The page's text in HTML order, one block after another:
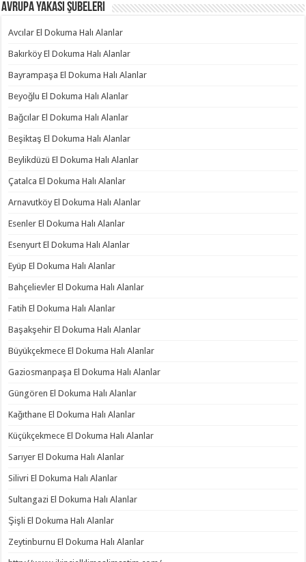
Avrupa Yakası Şubeleri
Avcılar El Dokuma Halı Alanlar
Bakırköy El Dokuma Halı Alanlar
Bayrampaşa El Dokuma Halı Alanlar
Beyoğlu El Dokuma Halı Alanlar
Bağcılar El Dokuma Halı Alanlar
Beşiktaş El Dokuma Halı Alanlar
Beylikdüzü El Dokuma Halı Alanlar
Çatalca El Dokuma Halı Alanlar
Arnavutköy El Dokuma Halı Alanlar
Esenler El Dokuma Halı Alanlar
Esenyurt El Dokuma Halı Alanlar
Eyüp El Dokuma Halı Alanlar
Bahçelievler El Dokuma Halı Alanlar
Fatih El Dokuma Halı Alanlar
Başakşehir El Dokuma Halı Alanlar
Büyükçekmece El Dokuma Halı Alanlar
Gaziosmanpaşa El Dokuma Halı Alanlar
Güngören El Dokuma Halı Alanlar
Kağıthane El Dokuma Halı Alanlar
Küçükçekmece El Dokuma Halı Alanlar
Sarıyer El Dokuma Halı Alanlar
Silivri El Dokuma Halı Alanlar
Sultangazi El Dokuma Halı Alanlar
Şişli El Dokuma Halı Alanlar
Zeytinburnu El Dokuma Halı Alanlar